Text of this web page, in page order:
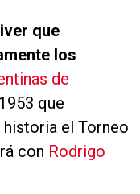
que
los
de
que
el Torneo
con Rodrigo